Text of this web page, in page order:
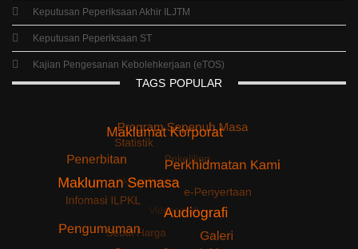
Keputusan Peperiksaan Akhir ILJTM
Keputusan Peperiksaan ST
Kajian Pengesanan Kebolehkerjaan (eTOS)
TAGS POPULAR